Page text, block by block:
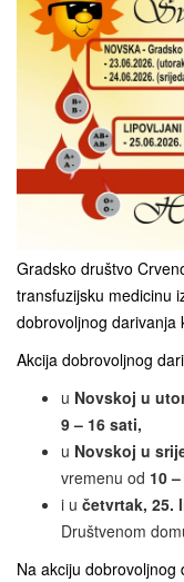
Gradsko društvo
transfuzijsku medicinu
dobrovoljnog darivanja
Akcija dobrovoljnog
u Novskoj u
9 – 16 sati,
u Novskoj u
vremenu od 10
i u četvrtak, 25.
Društvenom
Na akciju